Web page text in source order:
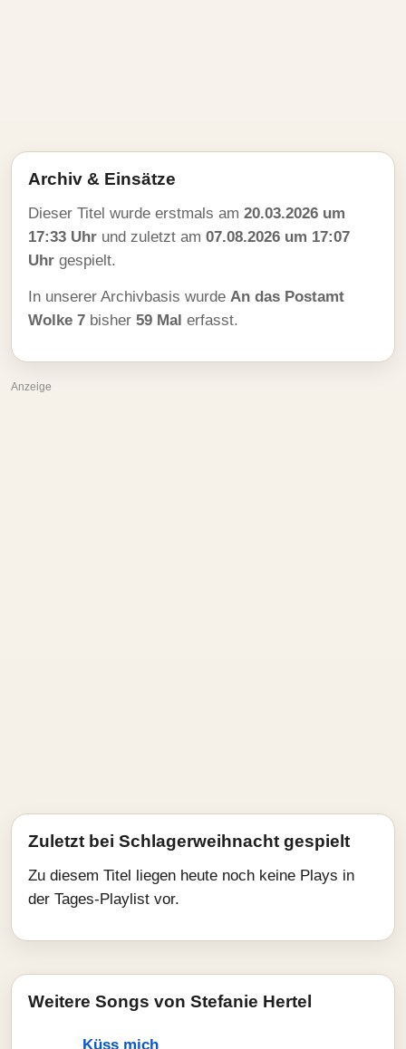
Archiv & Einsätze
Dieser Titel wurde erstmals am 20.03.2026 um
17:33 Uhr und zuletzt am 07.08.2026 um 17:07
Uhr gespielt.
In unserer Archivbasis wurde An das Postamt
Wolke 7 bisher 59 Mal erfasst.
Anzeige
Zuletzt bei Schlagerweihnacht gespielt
Zu diesem Titel liegen heute noch keine Plays in
der Tages-Playlist vor.
Weitere Songs von Stefanie Hertel
Küss mich